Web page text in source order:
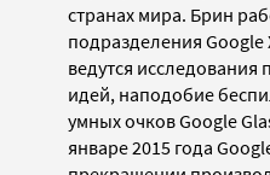
странах мира. Брин
подразделения Google
ведутся
идей, наподобие
умных очков Google
январе 2015 года